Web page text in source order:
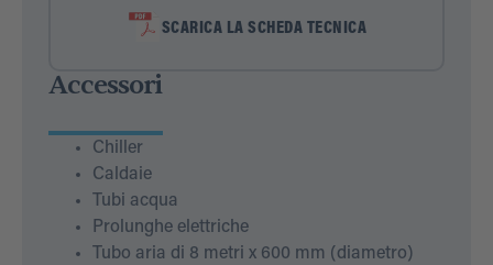
SCARICA LA SCHEDA TECNICA
Accessori
Chiller
Caldaie
Tubi acqua
Prolunghe elettriche
Tubo aria di 8 metri x 600 mm (diametro)